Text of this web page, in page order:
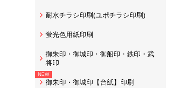
耐水チラシ印刷(ユポチラシ印刷)
蛍光色用紙印刷
御朱印・御城印・御船印・鉄印・武
将印
御朱印・御城印【台紙】印刷